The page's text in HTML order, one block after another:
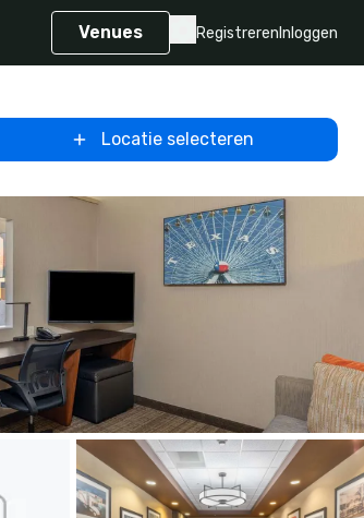
Venues Registreren Inloggen
Locatie selecteren